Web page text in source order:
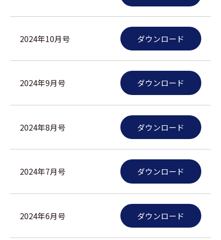
2024年10月号 ダウンロード
2024年9月号 ダウンロード
2024年8月号 ダウンロード
2024年7月号 ダウンロード
2024年6月号 ダウンロード